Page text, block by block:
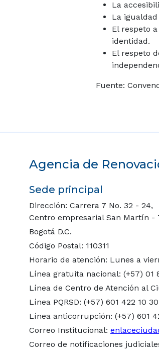
La
La
El respeto
identidad.
El respeto
Fuente:
Agencia de
Sede principal
Dirección: Carrera 7 No. 32 - 24,
Centro empresarial San Martín -
Bogotá D.C.
Código Postal: 110311
Horario de atención: Lunes a
Línea gratuita nacional: (+57) 01
Línea de Centro de Atención al
Línea PQRSD: (+57) 601 422 10
Línea anticorrupción: (+57) 601
Correo Institucional:
Correo de notificaciones